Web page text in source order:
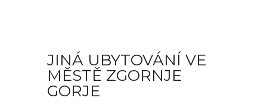
JINÁ UBYTOVÁNÍ VE
MĚSTĚ ZGORNJE
GORJE